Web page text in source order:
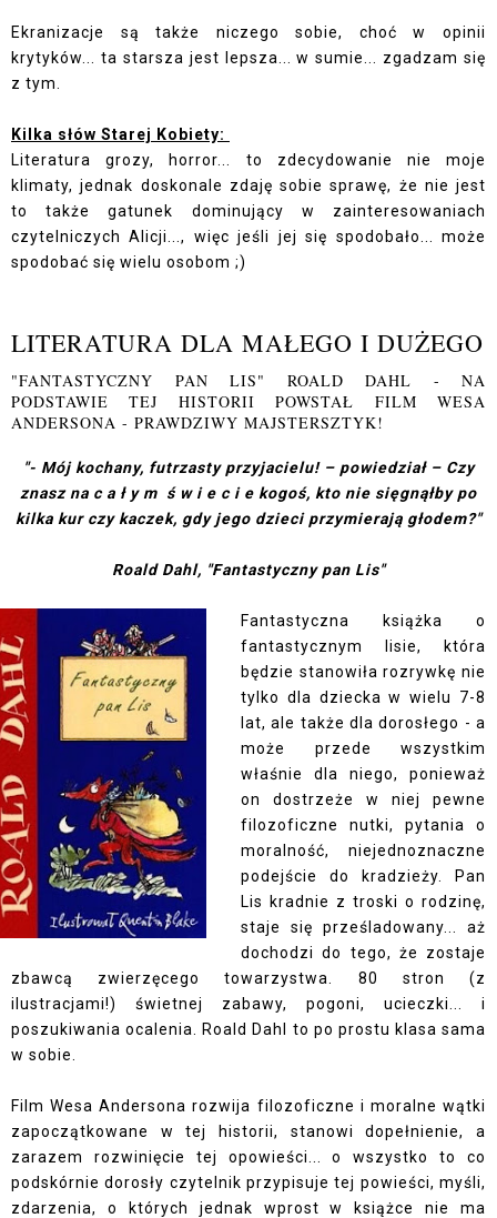
Ekranizacje są także niczego sobie, choć w opinii
krytyków... ta starsza jest lepsza... w sumie... zgadzam się
z tym.
Kilka słów Starej Kobiety:
Literatura grozy, horror... to zdecydowanie nie moje
klimaty, jednak doskonale zdaję sobie sprawę, że nie jest
to także gatunek dominujący w zainteresowaniach
czytelniczych Alicji..., więc jeśli jej się spodobało... może
spodobać się wielu osobom ;)
LITERATURA DLA MAŁEGO I DUŻEGO
"FANTASTYCZNY PAN LIS" ROALD DAHL - NA
PODSTAWIE TEJ HISTORII POWSTAŁ FILM WESA
ANDERSONA - PRAWDZIWY MAJSTERSZTYK!
"- Mój kochany, futrzasty przyjacielu! – powiedział – Czy
znasz na c a ł y m ś w i e c i e kogoś, kto nie sięgnąłby po
kilka kur czy kaczek, gdy jego dzieci przymierają głodem?"
Roald Dahl, "Fantastyczny pan Lis"
Fantastyczna książka o
fantastycznym lisie, która
będzie stanowiła rozrywkę nie
tylko dla dziecka w wielu 7-8
lat, ale także dla dorosłego - a
może przede wszystkim
właśnie dla niego, ponieważ
on dostrzeże w niej pewne
filozoficzne nutki, pytania o
moralność, niejednoznaczne
podejście do kradzieży. Pan
Lis kradnie z troski o rodzinę,
staje się prześladowany... aż
dochodzi do tego, że zostaje
zbawcą zwierzęcego towarzystwa. 80 stron (z
ilustracjami!) świetnej zabawy, pogoni, ucieczki... i
poszukiwania ocalenia. Roald Dahl to po prostu klasa sama
w sobie.
Film Wesa Andersona rozwija filozoficzne i moralne wątki
zapoczątkowane w tej historii, stanowi dopełnienie, a
zarazem rozwinięcie tej opowieści... o wszystko to co
podskórnie dorosły czytelnik przypisuje tej powieści, myśli,
zdarzenia, o których jednak wprost w książce nie ma